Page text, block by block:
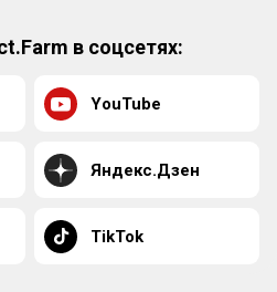
в соцсетях:
YouTube
Яндекс.Дзен
TikTok